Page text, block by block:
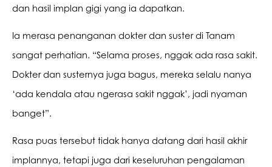
dan hasil implan gigi yang ia dapatkan.
Ia merasa penanganan dokter dan suster di Tanam
sangat perhatian. “Selama proses, nggak ada rasa sakit.
Dokter dan susternya juga bagus, mereka selalu nanya
‘ada kendala atau ngerasa sakit nggak’, jadi nyaman
banget”.
Rasa puas tersebut tidak hanya datang dari hasil akhir
implannya, tetapi juga dari keseluruhan pengalaman